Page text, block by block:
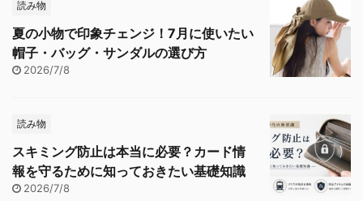
読み物
夏の小物で印象チェンジ！7月に使いたい
帽子・バッグ・サンダルの選び方
2026/7/8
読み物
スキミング防止は本当に必要？カード情
報を守るために知っておきたい基礎知識
2026/7/8